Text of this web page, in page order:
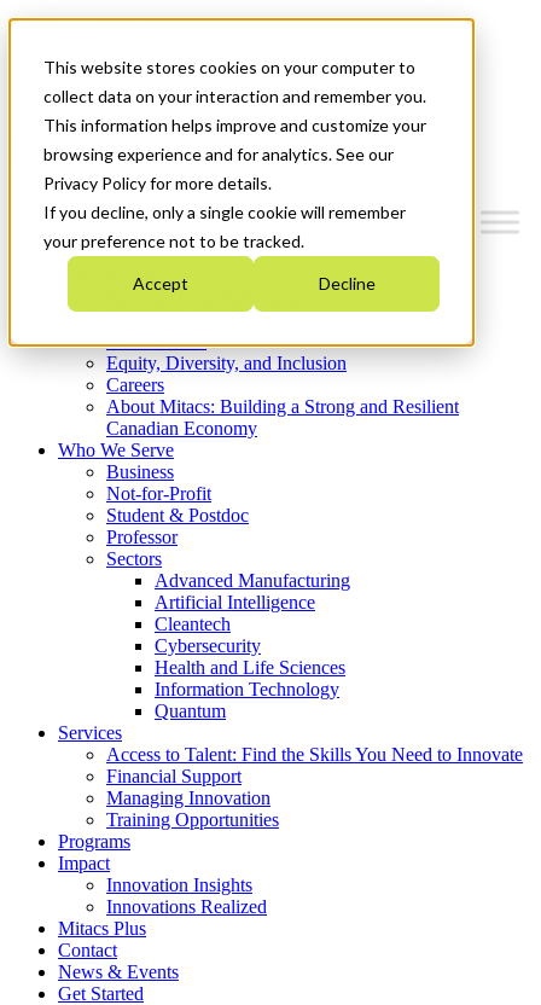
This website stores cookies on your computer to
collect data on your interaction and remember you.
This information helps improve and customize your
browsing experience and for analytics. See our
Privacy Policy for more details.
If you decline, only a single cookie will remember
your preference not to be tracked.
Accept Decline
News & Events
Get Started
Menu
Who We Are
Strategic Plan 2026-2030
What We Do
Equity, Diversity, and Inclusion
Careers
About Mitacs: Building a Strong and Resilient
Canadian Economy
Who We Serve
Business
Not-for-Profit
Student & Postdoc
Professor
Sectors
Advanced Manufacturing
Artificial Intelligence
Cleantech
Cybersecurity
Health and Life Sciences
Information Technology
Quantum
Services
Access to Talent: Find the Skills You Need to Innovate
Financial Support
Managing Innovation
Training Opportunities
Programs
Impact
Innovation Insights
Innovations Realized
Mitacs Plus
Contact
News & Events
Get Started